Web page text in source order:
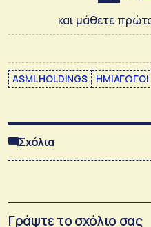
και μάθετε
ASML HOLDINGS ΗΜΙΑΓΩΓΟΙ
Σχόλια
Γράψτε το σχόλιο σας